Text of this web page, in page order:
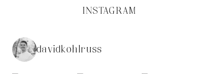
INSTAGRAM
davidkohlruss